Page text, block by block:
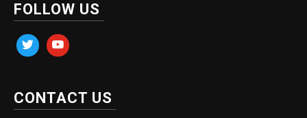
FOLLOW US
twitter youtube
CONTACT US